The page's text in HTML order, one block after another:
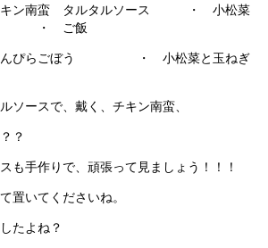
タルタルソース ・ 小松菜
え ・ ご飯
ぼう ・ 小松菜と玉ねぎ
ソースで、戴く、チキン南蛮、
？
も手作りで、頑張って見ましょう！！！
置いてくださいね。
たよね？